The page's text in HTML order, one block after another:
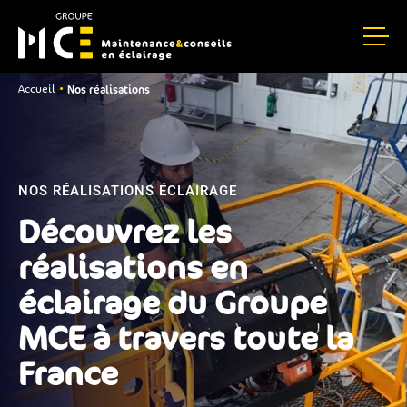
Accueil • Nos réalisations
NOS RÉALISATIONS ÉCLAIRAGE
Découvrez les
réalisations en
éclairage du Groupe
MCE à travers toute la
France